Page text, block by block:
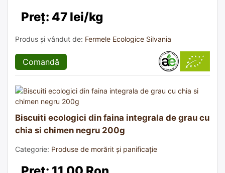
Preț: 47 lei/kg
Produs și vândut de: Fermele Ecologice Silvania
Comandă
Biscuiti ecologici din faina integrala de grau cu
chia si chimen negru 200g
Categorie: Produse de morărit și panificație